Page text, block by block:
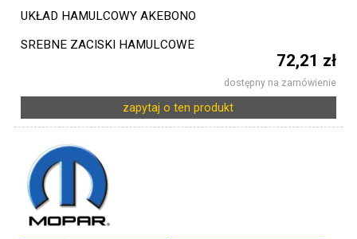
UKŁAD HAMULCOWY AKEBONO
SREBNE ZACISKI HAMULCOWE
72,21 zł
dostępny na zamówienie
zapytaj o ten produkt